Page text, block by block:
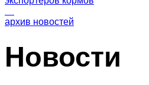
архив новостей
Новости